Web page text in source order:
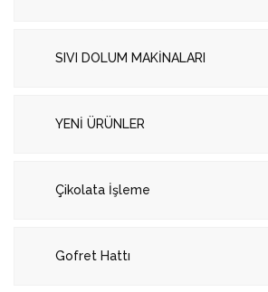
SIVI DOLUM MAKİNALARI
YENİ ÜRÜNLER
Çikolata İşleme
Gofret Hattı